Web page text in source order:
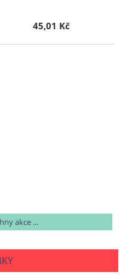
45,01 Kč
akce ...